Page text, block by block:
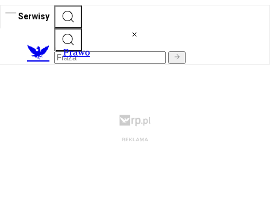
Serwisy
Prawo